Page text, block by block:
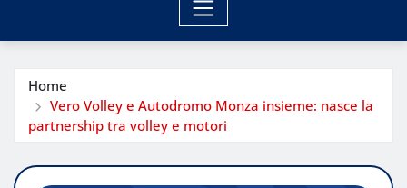
Home
Vero Volley e Autodromo Monza insieme: nasce la
partnership tra volley e motori